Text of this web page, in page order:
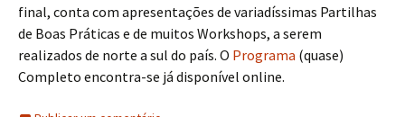
final, conta com apresentações de variadíssimas Partilhas
de Boas Práticas e de muitos Workshops, a serem
realizados de norte a sul do país. O Programa (quase)
Completo encontra-se já disponível online.